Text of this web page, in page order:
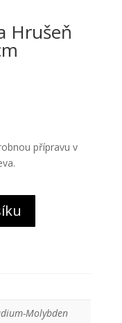
Hrušeň
přípravu v
Molybden